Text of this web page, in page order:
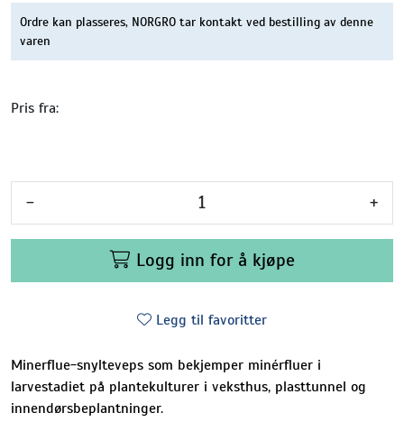
Ordre kan plasseres, NORGRO tar kontakt ved bestilling av denne
varen
Pris fra:
- +
Logg inn for å kjøpe
Legg til favoritter
Minerflue-snylteveps som bekjemper minérfluer i
larvestadiet på plantekulturer i veksthus, plasttunnel og
innendørsbeplantninger.
Driftsmidler